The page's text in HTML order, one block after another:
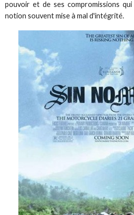
pouvoir et de ses compromissions
notion souvent mise à mal d'intégrité.